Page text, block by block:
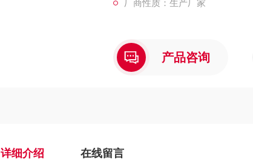
厂商性质：生产厂家
产品咨询
详细介绍 在线留言